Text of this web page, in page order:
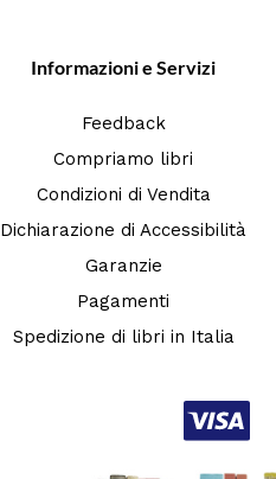
Informazioni e Servizi
Feedback
Compriamo libri
Condizioni di Vendita
Dichiarazione di Accessibilità
Garanzie
Pagamenti
Spedizione di libri in Italia